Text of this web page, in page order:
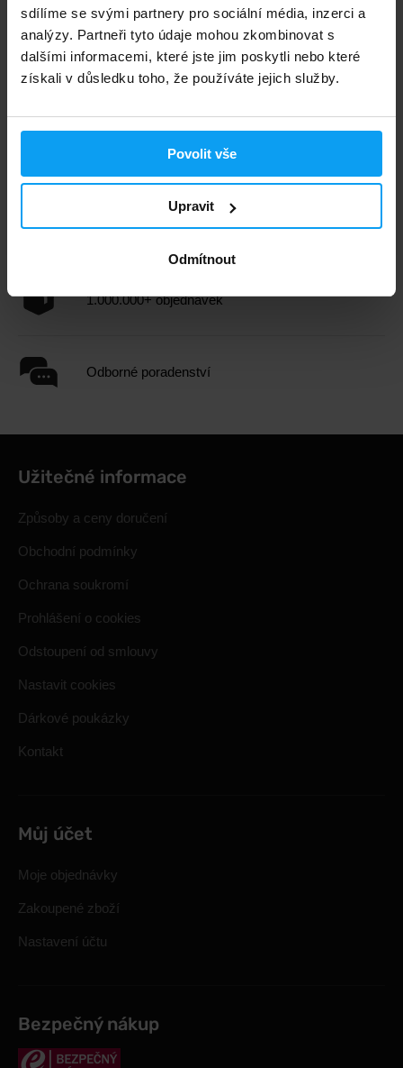
sdílíme se svými partnery pro sociální média, inzerci a
analýzy. Partneři tyto údaje mohou zkombinovat s
dalšími informacemi, které jste jim poskytli nebo které
získali v důsledku toho, že používáte jejich služby.
Povolit vše
Upravit
Odmítnout
PowerPro
Coconut bar 50 g
29 Kč 36Kč
Rychlé doručení
3000+ produktů ihned k odběru
1.000.000+ objednávek
Odborné poradenství
Užitečné informace
Způsoby a ceny doručení
Obchodní podmínky
Ochrana soukromí
Prohlášení o cookies
Odstoupení od smlouvy
Nastavit cookies
Dárkové poukázky
Kontakt
Můj účet
Moje objednávky
Zakoupené zboží
Nastavení účtu
Bezpečný nákup